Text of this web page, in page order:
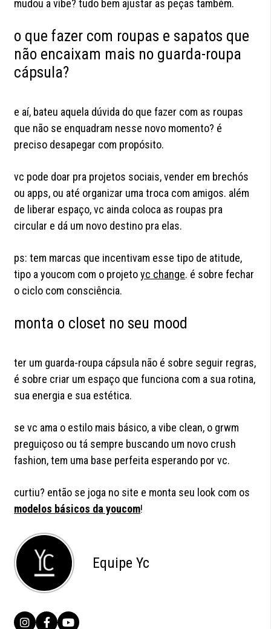
mudou a vibe? tudo bem ajustar as peças também.
o que fazer com roupas e sapatos que
não encaixam mais no guarda-roupa
cápsula?
e aí, bateu aquela dúvida do que fazer com as roupas
que não se enquadram nesse novo momento? é
preciso desapegar com propósito.
vc pode doar pra projetos sociais, vender em brechós
ou apps, ou até organizar uma troca com amigos. além
de liberar espaço, vc ainda coloca as roupas pra
circular e dá um novo destino pra elas.
ps: tem marcas que incentivam esse tipo de atitude,
tipo a youcom com o projetoyc change. é sobre fechar
o ciclo com consciência.
monta o closet no seu mood
ter um guarda-roupa cápsula não é sobre seguir regras,
é sobre criar um espaço que funciona com a sua rotina,
sua energia e sua estética.
se vc ama o estilo mais básico, a vibe clean, o grwm
preguiçoso ou tá sempre buscando um novo crush
fashion, tem uma base perfeita esperando por vc.
curtiu? então se joga no site e monta seu look com os
modelos básicos da youcom!
Equipe Yc